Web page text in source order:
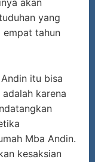
akan
yang
empat tahun
itu bisa
karena
Mba Andin.
kesaksian